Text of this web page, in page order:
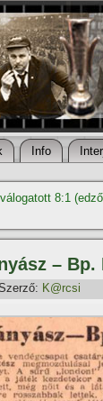
Info
8:1
–
K@rcsi